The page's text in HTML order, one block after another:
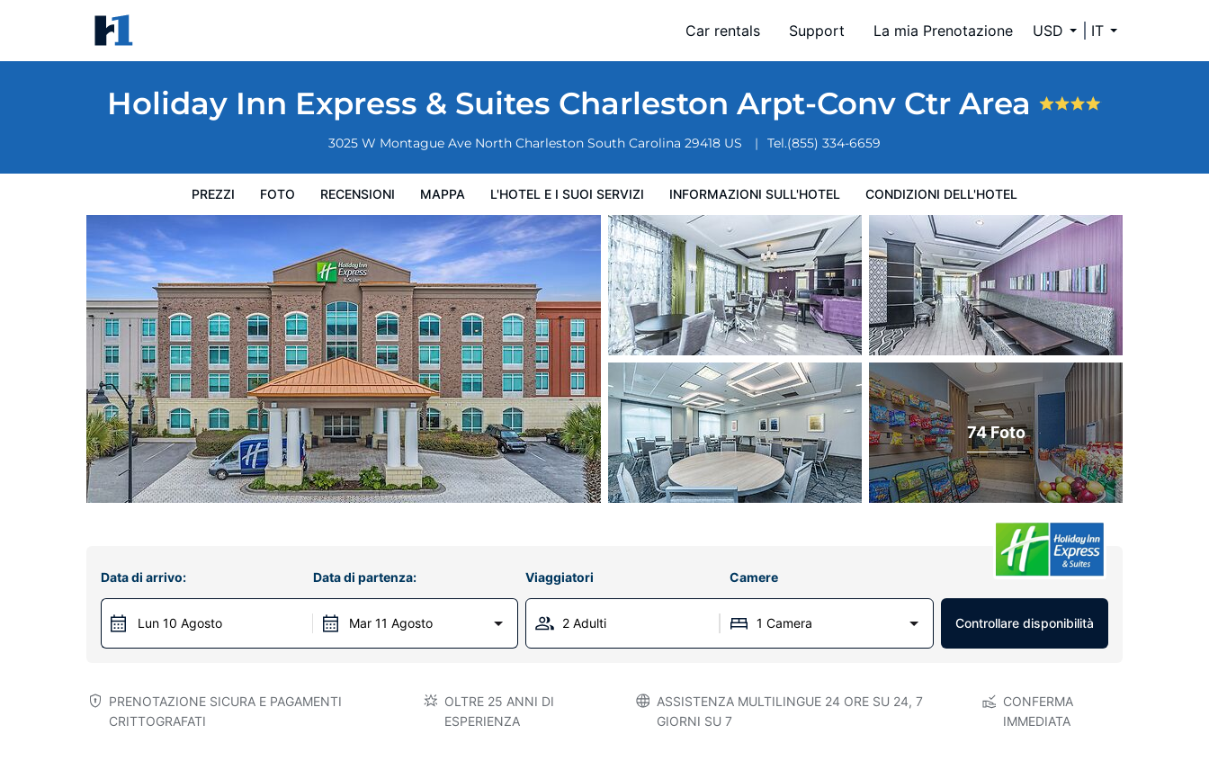
Car rentals Support La mia Prenotazione USD IT
Holiday Inn Express & Suites Charleston Arpt-Conv Ctr Area
3025 W Montague Ave North Charleston South Carolina 29418 US Tel.(855) 334-6659
PREZZI FOTO RECENSIONI MAPPA L'HOTEL E I SUOI SERVIZI INFORMAZIONI SULL'HOTEL CONDIZIONI DELL'HOTEL
Holiday Inn Express & Suites Charleston Arpt-Conv Ctr Area
Prezzi Condizioni dell'hotel
74 Foto
Data di arrivo:
Lun 10 Agosto
Data di partenza:
Mar 11 Agosto
Viaggiatori Camere
2 Adulti 1 Camera Controllare disponibilità
PRENOTAZIONE SICURA E PAGAMENTI
CRITTOGRAFATI
OLTRE 25 ANNI DI
ESPERIENZA
ASSISTENZA MULTILINGUE 24 ORE SU 24, 7
GIORNI SU 7
CONFERMA
IMMEDIATA